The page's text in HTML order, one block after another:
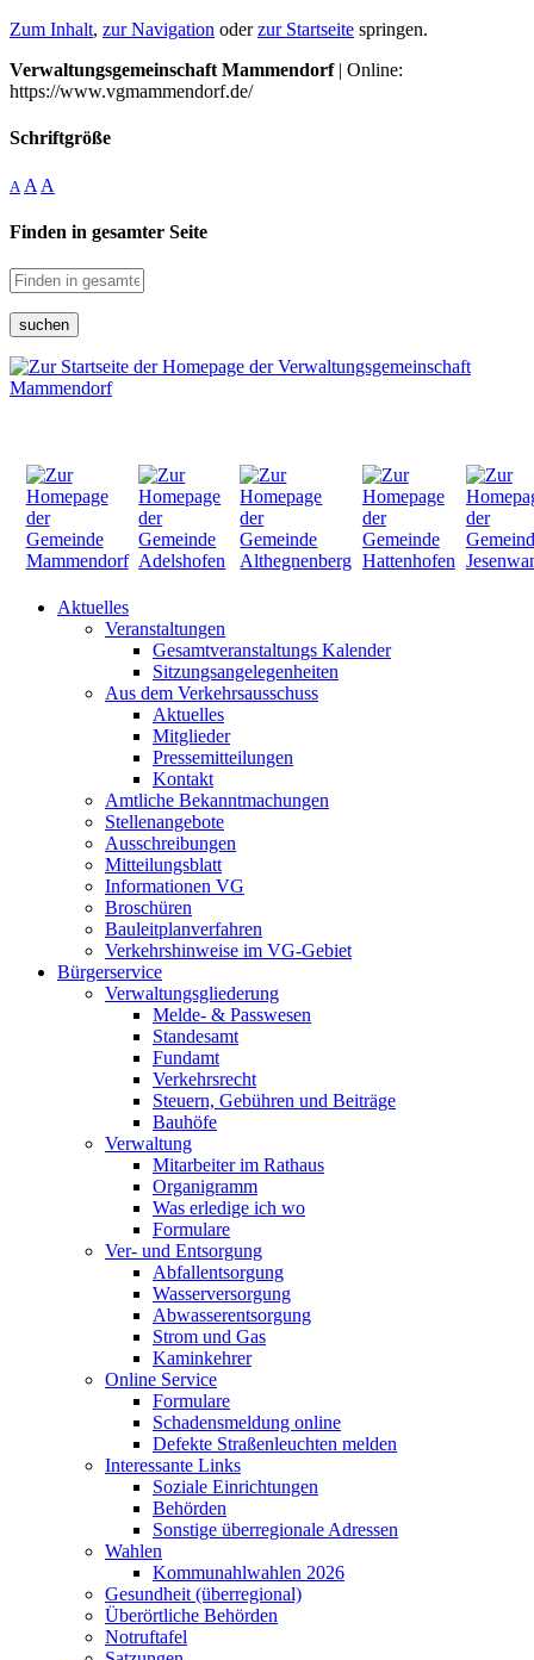
Zum Inhalt, zur Navigation oderzur Startseite springen.
Verwaltungsgemeinschaft Mammendorf| Online:
https://www.vgmammendorf.de/
Schriftgröße
A A A
Finden in gesamter Seite
suchen
Aktuelles
Veranstaltungen
Gesamtveranstaltungs Kalender
Sitzungsangelegenheiten
Aus dem Verkehrsausschuss
Aktuelles
Mitglieder
Pressemitteilungen
Kontakt
Amtliche Bekanntmachungen
Stellenangebote
Ausschreibungen
Mitteilungsblatt
Informationen VG
Broschüren
Bauleitplanverfahren
Verkehrshinweise im VG-Gebiet
Bürgerservice
Verwaltungsgliederung
Melde- & Passwesen
Standesamt
Fundamt
Verkehrsrecht
Steuern, Gebühren und Beiträge
Bauhöfe
Verwaltung
Mitarbeiter im Rathaus
Organigramm
Was erledige ich wo
Formulare
Ver- und Entsorgung
Abfallentsorgung
Wasserversorgung
Abwasserentsorgung
Strom und Gas
Kaminkehrer
Online Service
Formulare
Schadensmeldung online
Defekte Straßenleuchten melden
Interessante Links
Soziale Einrichtungen
Behörden
Sonstige überregionale Adressen
Wahlen
Kommunahlwahlen 2026
Gesundheit (überregional)
Überörtliche Behörden
Notruftafel